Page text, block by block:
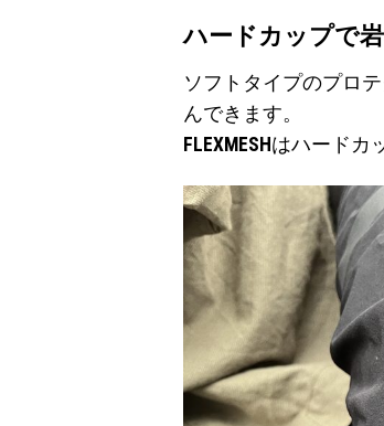
ハードカップで
ソフトタイプのプロ
んできます。
FLEXMESH はハードカ